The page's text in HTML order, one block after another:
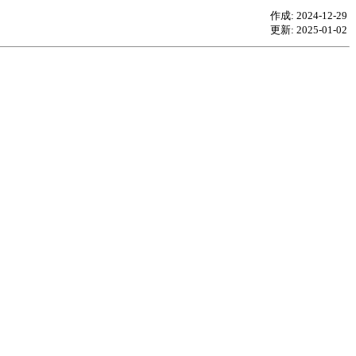
作成: 2024-12-29
更新: 2025-01-02